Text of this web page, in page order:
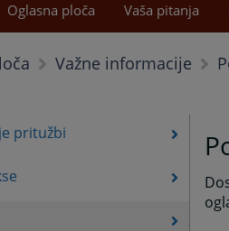
Oglasna ploča Vaša pitanja
Važne informacije
pritužbi